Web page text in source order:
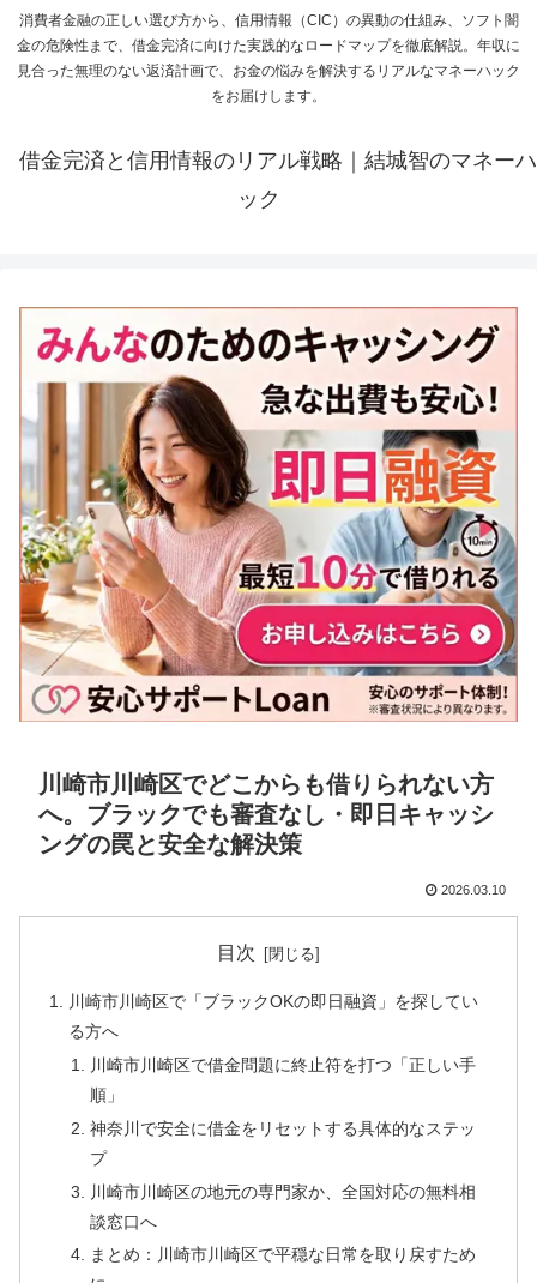
消費者金融の正しい選び方から、信用情報（CIC）の異動の仕組み、ソフト闇
金の危険性まで、借金完済に向けた実践的なロードマップを徹底解説。年収に
見合った無理のない返済計画で、お金の悩みを解決するリアルなマネーハック
をお届けします。
借金完済と信用情報のリアル戦略｜結城智のマネーハ
ック
川崎市川崎区でどこからも借りられない方
へ。ブラックでも審査なし・即日キャッシ
ングの罠と安全な解決策
2026.03.10
目次
川崎市川崎区で「ブラックOKの即日融資」を探してい
る方へ
川崎市川崎区で借金問題に終止符を打つ「正しい手
順」
神奈川で安全に借金をリセットする具体的なステッ
プ
川崎市川崎区の地元の専門家か、全国対応の無料相
談窓口へ
まとめ：川崎市川崎区で平穏な日常を取り戻すため